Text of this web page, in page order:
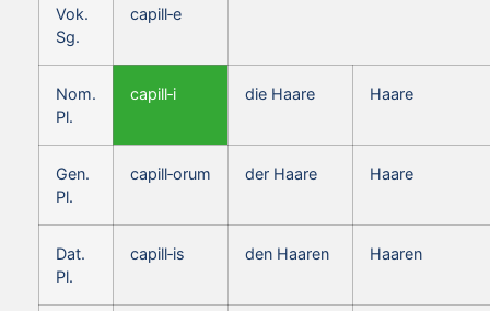
Vok.
Sg.
capill‑e
Nom.
Pl.
capill‑i die Haare Haare
Gen.
Pl.
capill‑orum der Haare Haare
Dat.
Pl.
capill‑is den Haaren Haaren